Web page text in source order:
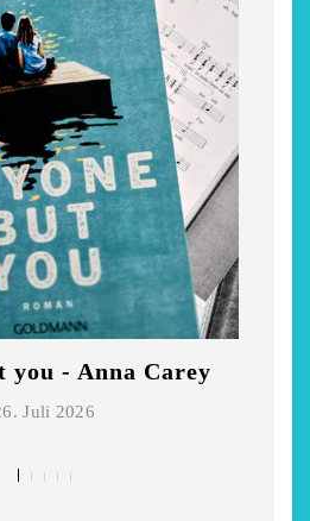
you - Anna Carey
Juli 2026